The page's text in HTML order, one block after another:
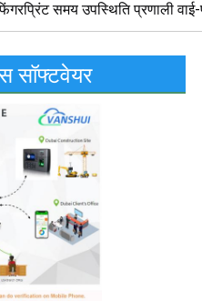
समय उपस्थिति प्रणाली
सॉफ्टवेयर